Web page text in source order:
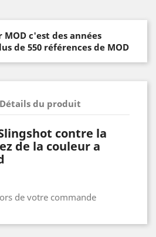
c'est des années
de 550 références de MOD
Détails du produit
contre la
de la couleur a
de votre commande